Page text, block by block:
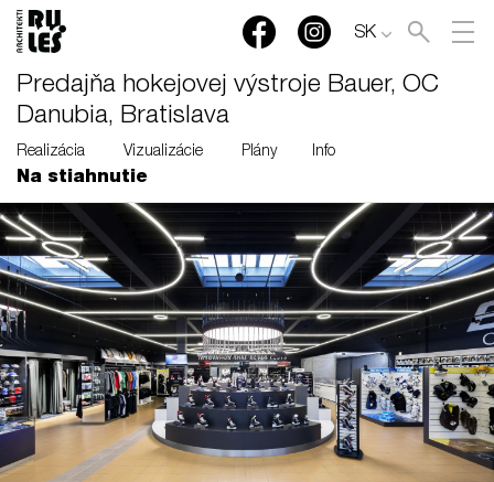
SK
Predajňa hokejovej výstroje Bauer, OC
Danubia, Bratislava
Realizácia Vizualizácie Plány Info
Na stiahnutie